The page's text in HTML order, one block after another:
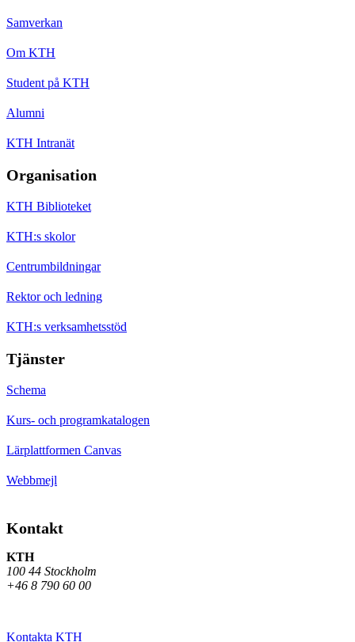
Samverkan
Om KTH
Student på KTH
Alumni
KTH Intranät
Organisation
KTH Biblioteket
KTH:s skolor
Centrumbildningar
Rektor och ledning
KTH:s verksamhetsstöd
Tjänster
Schema
Kurs- och programkatalogen
Lärplattformen Canvas
Webbmejl
Kontakt
KTH
100 44 Stockholm
+46 8 790 60 00
Kontakta KTH